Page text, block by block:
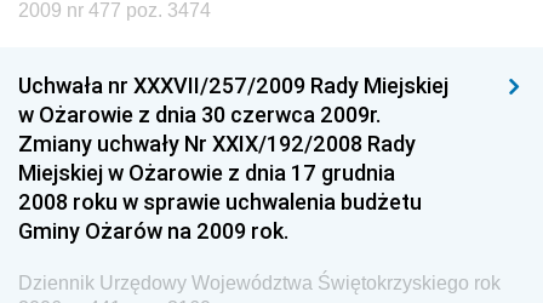
Dziennik Urzędowy Ministra Nauki i Szkolnictwa
Dziennik Urzędowy Głównego Urzędu Miar
Dziennik Urzędowy Ministra Rolnictwa i Rozwoju Wsi
Dziennik Urzędowy Ministra Edukacji Narodowej i
Sportu
Dziennik Urzędowy Ministra Edukacji i Nauki
Dziennik Urzędowy Ministra Edukacji Narodowej
2009 nr 477 poz. 3474
Uchwała nr XXXVII/257/2009 Rady Miejskiej
w Ożarowie z dnia 30 czerwca 2009r.
Zmiany uchwały Nr XXIX/192/2008 Rady
Miejskiej w Ożarowie z dnia 17 grudnia
2008 roku w sprawie uchwalenia budżetu
Gminy Ożarów na 2009 rok.
Dziennik Urzędowy Województwa Świętokrzyskiego rok